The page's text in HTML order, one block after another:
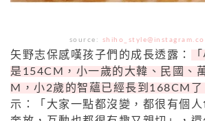
source:
矢野志保感嘆孩子們的成長透露：
是154CM，小一歲的大韓、民國、
M，小2歲的智蘊已經長到168CM了
示：「大家一點都沒變，都很有個人